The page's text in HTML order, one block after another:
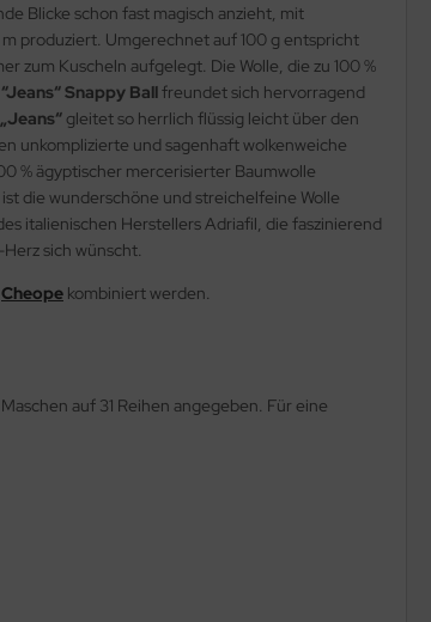
Blicke schon fast magisch anzieht, mit
produziert. Umgerechnet auf 100 g entspricht
zum Kuscheln aufgelegt. Die Wolle, die zu 100 %
“Jeans“ Snappy Ballfreundet sich hervorragend
gleitet so herrlich flüssig leicht über den
unkomplizierte und sagenhaft wolkenweiche
% ägyptischer mercerisierter Baumwolle
die wunderschöne und streichelfeine Wolle
italienischen Herstellers Adriafil, die faszinierend
sich wünscht.
Cheope kombiniert werden.
auf 31 Reihen angegeben. Für eine